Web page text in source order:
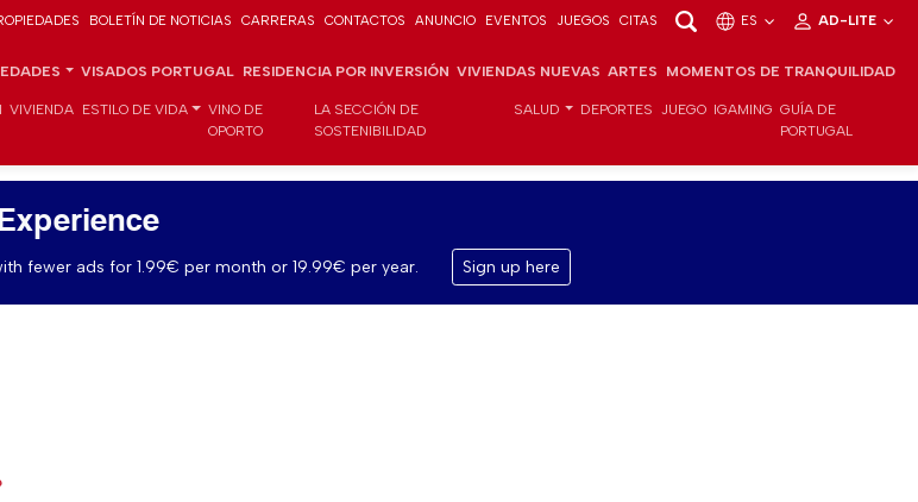
BOLETÍN DE NOTICIAS CARRERAS CONTACTOS ANUNCIO EVENTOS JUEGOS CITAS ES AD-LITE
VISADOS PORTUGAL RESIDENCIA POR INVERSIÓN VIVIENDAS NUEVAS ARTES MOMENTOS DE TRANQUILIDAD
VIVIENDA ESTILO DE VIDA
VINO DE
OPORTO
LA SECCIÓN DE
SOSTENIBILIDAD
SALUD DEPORTES JUEGO IGAMING GUÍA DE
PORTUGAL
fewer ads for 1.99€ per month or 19.99€ per year. Sign up here